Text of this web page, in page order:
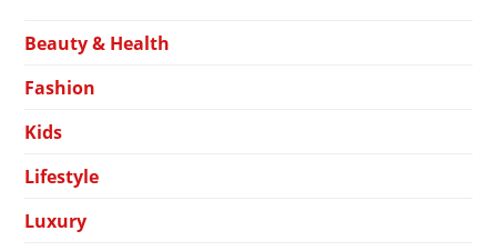
Beauty & Health
Fashion
Kids
Lifestyle
Luxury